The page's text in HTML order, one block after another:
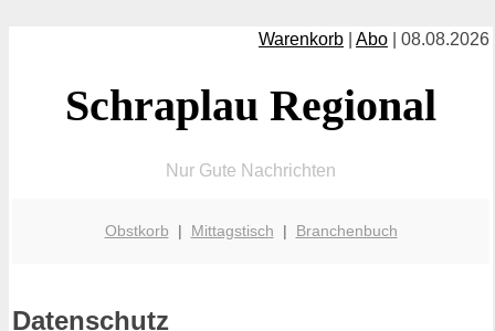
Warenkorb Abo | 08.08.2026
Schraplau Regional
Nur Gute Nachrichten
Obstkorb | Mittagstisch | Branchenbuch
Datenschutz